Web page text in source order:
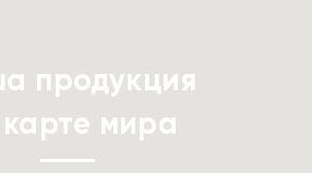
продукция
мира